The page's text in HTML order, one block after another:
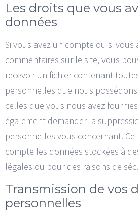
Les droits que vous
données
Si vous avez un compte ou si vous
commentaires sur le site, vous
recevoir un fichier contenant
personnelles que nous
celles que vous nous avez
également demander la
personnelles vous concernant.
compte les données stockées à
légales ou pour des raisons de
Transmission de vos
personnelles